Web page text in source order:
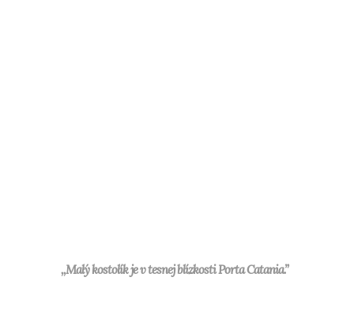
,,Malý kostolík je v tesnej blízkosti Porta Catania.”